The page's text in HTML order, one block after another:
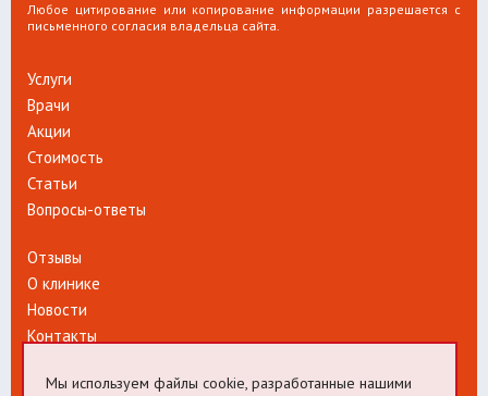
Любое цитирование или копирование информации разрешается с
письменного согласия владельца сайта.
Услуги
Врачи
Акции
Стоимость
Статьи
Вопросы-ответы
Отзывы
О клинике
Новости
Контакты
Мы используем файлы cookie, разработанные нашими